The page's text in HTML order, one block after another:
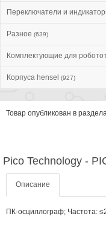
Переключатели и
Разное (639)
Комплектующие для
Корпуса hensel (927)
Товар опубликован в
Pico Technology -
Описание
ПК-осциллограф; Частота: